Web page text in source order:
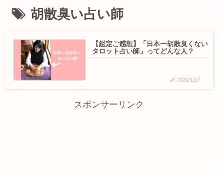
胡散臭い占い師
【鑑定ご感想】「日本一胡散臭くない
タロット占い師」ってどんな人？
2020/11/7
スポンサーリンク